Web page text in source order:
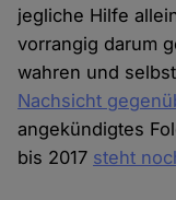
jegliche Hilfe
vorrangig darum
wahren und selbst
Nachsicht
angekündigtes
bis 2017 steht